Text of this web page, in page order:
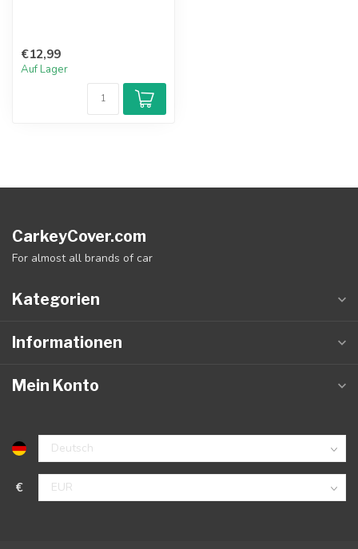
€12,99
Auf Lager
CarkeyCover.com
For almost all brands of car
Kategorien
Informationen
Mein Konto
€